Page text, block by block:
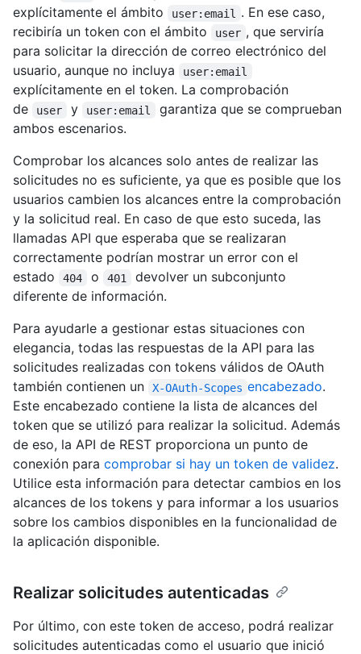
explícitamente el ámbito
user:email
. En ese caso,
recibiría un token con el ámbito
user , que serviría
para solicitar la dirección de correo electrónico del
usuario, aunque no incluya
user:email
explícitamente en el token. La comprobación
de
user y user:email
garantiza que se comprueban
ambos escenarios.
Comprobar los alcances solo antes de realizar las
solicitudes no es suficiente, ya que es posible que los
usuarios cambien los alcances entre la comprobación
y la solicitud real. En caso de que esto suceda, las
llamadas API que esperaba que se realizaran
correctamente podrían mostrar un error con el
estado
404 o 401
devolver un subconjunto
diferente de información.
Para ayudarle a gestionar estas situaciones con
elegancia, todas las respuestas de la API para las
solicitudes realizadas con tokens válidos de OAuth
también contienen un
X-OAuth-Scopes encabezado.
Este encabezado contiene la lista de alcances del
token que se utilizó para realizar la solicitud. Además
de eso, la API de REST proporciona un punto de
conexión para comprobar si hay un token de validez.
Utilice esta información para detectar cambios en los
alcances de los tokens y para informar a los usuarios
sobre los cambios disponibles en la funcionalidad de
la aplicación disponible.
Realizar solicitudes autenticadas
Por último, con este token de acceso, podrá realizar
solicitudes autenticadas como el usuario que inició